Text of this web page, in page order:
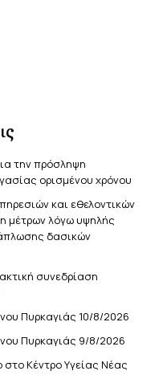
την πρόσληψη
ορισμένου χρόνου
και εθελοντικών
μέτρων λόγω υψηλής
δασικών
συνεδρίαση
Πυρκαγιάς 10/8/2026
Πυρκαγιάς 9/8/2026
Κέντρο Υγείας Νέας